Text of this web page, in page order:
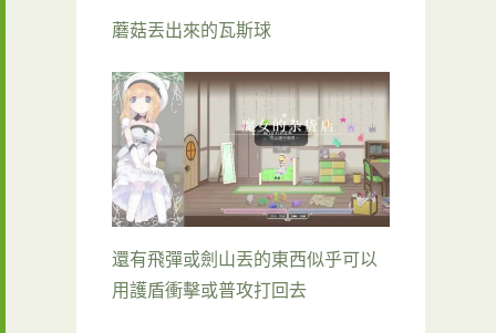
蘑菇丟出來的瓦斯球
還有飛彈或劍山丟的東西似乎可以
用護盾衝擊或普攻打回去